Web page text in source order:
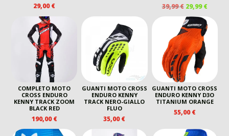
29,00€ 39,99€ IL
PREZZO
ORIGINALE
ERA:
39,99 €.
29,99€IL
È:
COMPLETO MOTO
CROSS ENDURO
KENNY TRACK ZOOM
BLACK RED
190,00€
GUANTI MOTO CROSS
ENDURO KENNY
TRACK NERO-GIALLO
FLUO
35,00€
GUANTI MOTO CROSS
ENDURO KENNY D3O
TITANIUM ORANGE
55,00€